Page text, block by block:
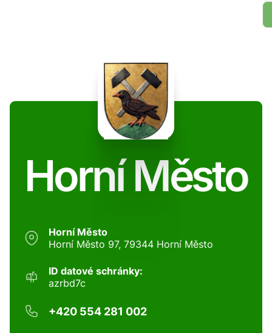
Horní Město
Horní Město
Horní Město 97, 79344 Horní Město
ID datové schránky:
azrbd7c
+420 554 281 002